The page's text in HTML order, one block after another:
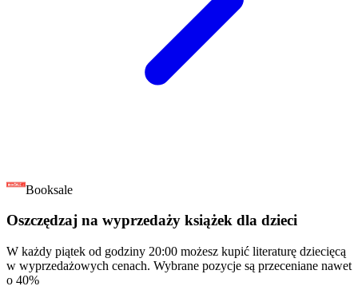
Booksale
Oszczędzaj na wyprzedaży książek dla dzieci
W każdy piątek od godziny 20:00 możesz kupić literaturę dziecięcą
w wyprzedażowych cenach. Wybrane pozycje są przeceniane nawet
o 40%